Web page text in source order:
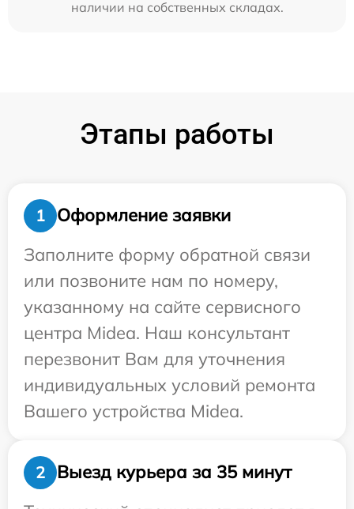
наличии на собственных складах.
Этапы работы
1
Оформление заявки
Заполните форму обратной связи
или позвоните нам по номеру,
указанному на сайте сервисного
центра Midea. Наш консультант
перезвонит Вам для уточнения
индивидуальных условий ремонта
Вашего устройства Midea.
2
Выезд курьера за 35 минут